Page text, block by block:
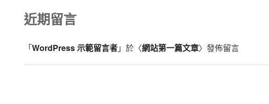
近期留言
「WordPress 示範留言者」於〈網站第一篇文章〉發佈留言